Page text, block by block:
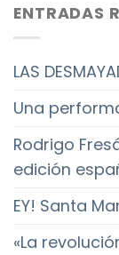
ENTRADAS
LAS
Una
Rodrigo
edición
EY! Santa
«La